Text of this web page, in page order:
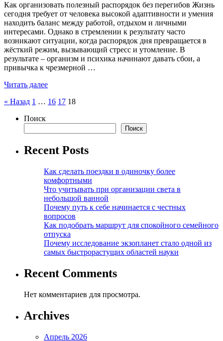
Как организовать полезный распорядок без перегибов Жизнь
сегодня требует от человека высокой адаптивности и умения
находить баланс между работой, отдыхом и личными
интересами. Однако в стремлении к результату часто
возникают ситуации, когда распорядок дня превращается в
жёсткий режим, вызывающий стресс и утомление. В
результате – организм и психика начинают давать сбои, а
привычка к чрезмерной …
Читать далее
Пагинация
записей
« Назад 1 … 16 17 18
Поиск
Поиск
Recent Posts
Как сделать поездки в одиночку более
комфортными
Что учитывать при организации света в
небольшой ванной
Почему путь к себе начинается с честных
вопросов
Как подобрать маршрут для спокойного семейного
отпуска
Почему исследование экзопланет стало одной из
самых быстрорастущих областей науки
Recent Comments
Нет комментариев для просмотра.
Archives
Апрель 2026